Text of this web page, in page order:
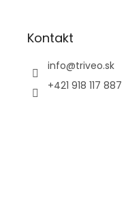
Kontakt
info@triveo.sk
+421 918 117 887